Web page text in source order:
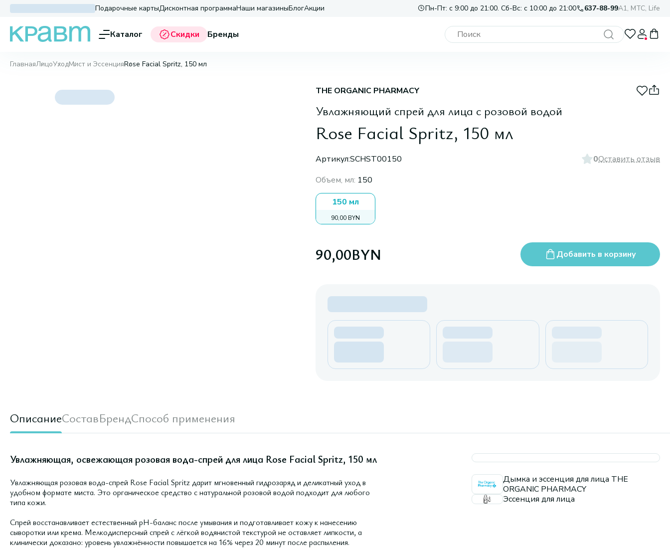
Подарочные картыДисконтная программаНаши магазиныБлогАкции Пн-Пт: с 9:00 до 21:00. Сб-Вс: с 10:00 до 21:00 637-88-99A1, МТС, Life
Каталог Скидки Бренды
ГлавнаяЛицоУходМист и ЭссенцияRose Facial Spritz, 150 мл
THE ORGANIC PHARMACY
Увлажняющий спрей для лица с розовой водой
Rose Facial Spritz, 150 мл
Артикул:SCHST00150 0Оставить отзыв
Объем, мл: 150
150 мл
90,00 BYN
90,00BYN Добавить в корзину
ОписаниеСоставБрендСпособ применения
Увлажняющая, освежающая розовая вода-спрей для лица Rose Facial Spritz, 150 мл
Увлажняющая розовая вода-спрей Rose Facial Spritz дарит мгновенный гидрозаряд и деликатный уход в
удобном формате миста. Это органическое средство с натуральной розовой водой подходит для любого
типа кожи.
Спрей восстанавливает естественный pH-баланс после умывания и подготавливает кожу к нанесению
сыворотки или крема. Мелкодисперсный спрей с лёгкой водянистой текстурой не оставляет липкости, а
клинически доказано: уровень увлажнённости повышается на 16% через 20 минут после распыления.
Дымка и эссенция для лица THE
ORGANIC PHARMACY
Эссенция для лица